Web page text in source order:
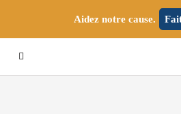
Aidez notre cause.